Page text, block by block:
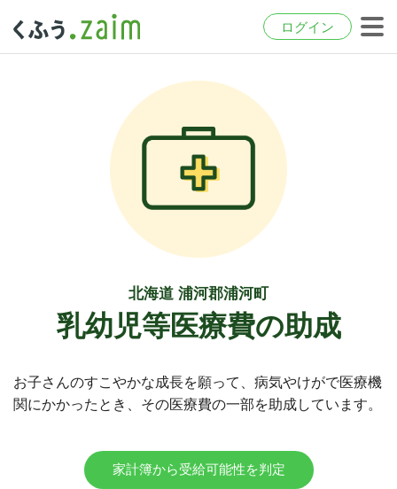
ログイン
北海道 浦河郡浦河町
乳幼児等医療費の助成
お子さんのすこやかな成長を願って、病気やけがで医療機
関にかかったとき、その医療費の一部を助成しています。
家計簿から受給可能性を判定